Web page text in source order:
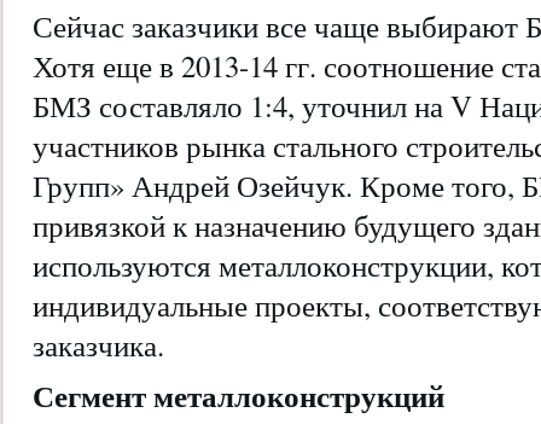
Сейчас заказчики все чаще выбирают
Хотя еще в 2013-14 гг. соотношение
БМЗ составляло 1:4, уточнил на V
участников рынка стального
Групп» Андрей Озейчук. Кроме того,
привязкой к назначению будущего
используются металлоконструкции,
индивидуальные проекты,
заказчика.
Сегмент металлоконструкций